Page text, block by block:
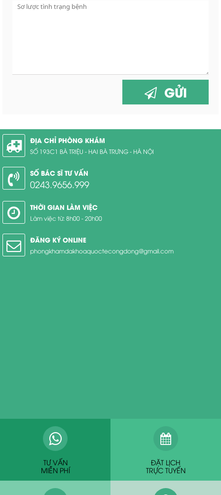
GỬI
ĐỊA CHỈ PHÒNG KHÁM
SỐ 193C1 BÀ TRIỆU - HAI BÀ TRƯNG - HÀ NỘI
SỐ BÁC SĨ TƯ VẤN
0243.9656.999
THỜI GIAN LÀM VIỆC
Làm việc từ: 8h00 - 20h00
ĐĂNG KÝ ONLINE
phongkhamdakhoaquoctecongdong@gmail.com
TƯ VẤN
MIỄN PHÍ
ĐẶT LỊCH
TRỰC TUYẾN